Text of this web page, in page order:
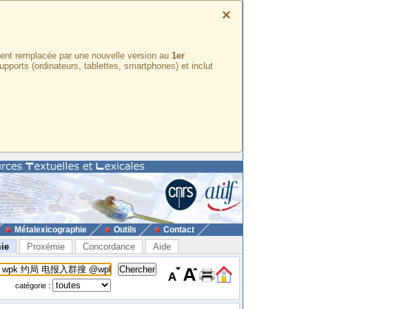
×
remplacée par une nouvelle version au 1er
(ordinateurs, tablettes, smartphones) et inclut
Métalexicographie Outils Contact
Proxémie Concordance Aide
catégorie :